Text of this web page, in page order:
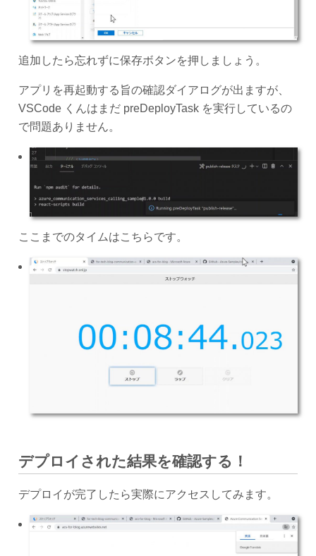
追加したら忘れずに保存ボタンを押しましょう。
アプリを再起動する旨の確認ダイアログが出ますが、
VSCode くんはまだ preDeployTask を実行しているの
で問題ありません。
ここまでのタイムはこちらです。
デプロイされた結果を確認する！
デプロイが完了したら実際にアクセスしてみます。